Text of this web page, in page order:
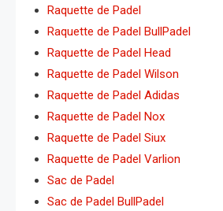
Raquette de Padel
Raquette de Padel BullPadel
Raquette de Padel Head
Raquette de Padel Wilson
Raquette de Padel Adidas
Raquette de Padel Nox
Raquette de Padel Siux
Raquette de Padel Varlion
Sac de Padel
Sac de Padel BullPadel